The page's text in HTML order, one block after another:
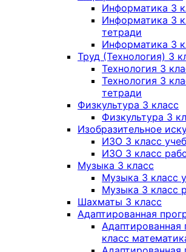
Информатика 3
Информатика 3
тетради
Информатика 3
Труд (Технология) 3
Технология 3
Технология 3
тетради
Физкультура 3 класс
Физкультура 3
Изобразительное
ИЗО 3 класс
ИЗО 3 класс
Музыка 3 класс
Музыка 3 класс
Музыка 3 класс
Шахматы 3 класс
Адаптированная
Адаптированная
класс